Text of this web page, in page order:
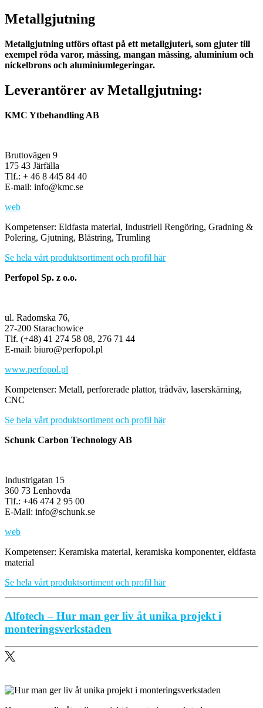
Metallgjutning
Metallgjutning utförs oftast på ett metallgjuteri, som gjuter till
exempel röda varor, mässing, mangan mässing, aluminium och
nickelbrons och aluminiumlegeringar.
Leverantörer av Metallgjutning:
KMC Ytbehandling AB
Bruttovägen 9
175 43 Järfälla
Tlf.: + 46 8 445 84 40
E-mail: info@kmc.se
web
Kompetenser: Eldfasta material, Industriell Rengöring, Gradning &
Polering, Gjutning, Blästring, Trumling
Se hela vårt produktsortiment och profil här
Perfopol Sp. z o.o.
ul. Radomska 76,
27-200 Starachowice
Tlf. (+48) 41 274 58 08, 276 71 44
E-mail: biuro@perfopol.pl
www.perfopol.pl
Kompetenser: Metall, perforerade plattor, trådväv, laserskärning,
CNC
Se hela vårt produktsortiment och profil här
Schunk Carbon Technology AB
Industrigatan 15
360 73 Lenhovda
Tlf.: +46 474 2 95 00
E-Mail: info@schunk.se
web
Kompetenser: Keramiska material, keramiska komponenter, eldfasta
material
Se hela vårt produktsortiment och profil här
Alfotech – Hur man ger liv åt unika projekt i
monteringsverkstaden